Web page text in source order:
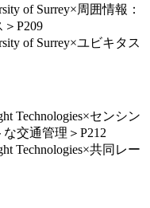
of Surrey×周囲情報：
P209
of Surrey×ユビキタス
Technologies×センシン
交通管理＞P212
Technologies×共同レー